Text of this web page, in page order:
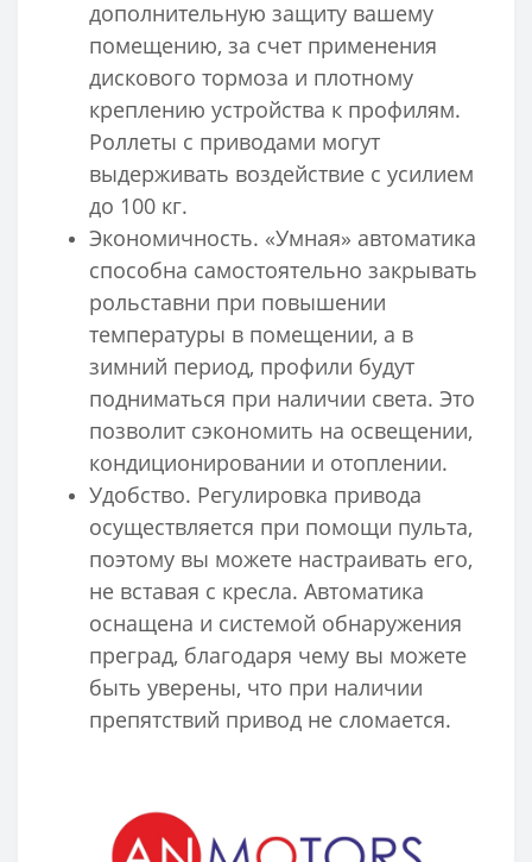
дополнительную защиту вашему
помещению, за счет применения
дискового тормоза и плотному
креплению устройства к профилям.
Роллеты с приводами могут
выдерживать воздействие с усилием
до 100 кг.
Экономичность. «Умная» автоматика
способна самостоятельно закрывать
рольставни при повышении
температуры в помещении, а в
зимний период, профили будут
подниматься при наличии света. Это
позволит сэкономить на освещении,
кондиционировании и отоплении.
Удобство. Регулировка привода
осуществляется при помощи пульта,
поэтому вы можете настраивать его,
не вставая с кресла. Автоматика
оснащена и системой обнаружения
преград, благодаря чему вы можете
быть уверены, что при наличии
препятствий привод не сломается.